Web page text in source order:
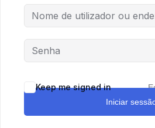
Keep me signed in
Iniciar